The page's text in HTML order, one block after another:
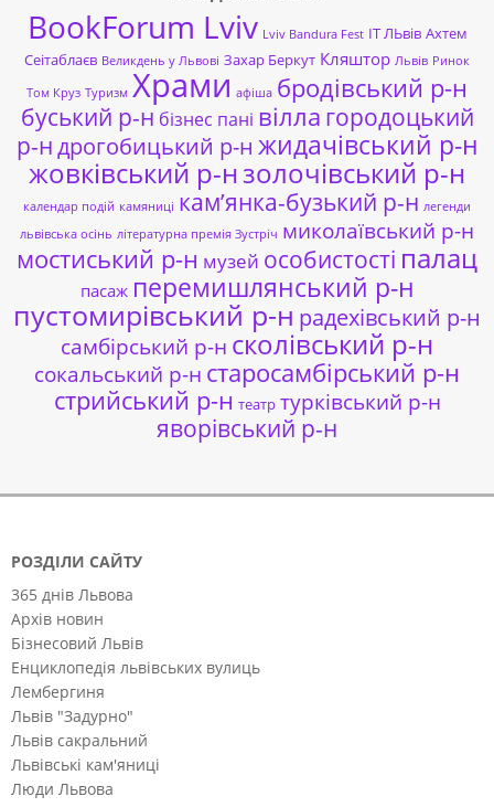
BookForum Lviv Lviv Bandura Fest ІТ ЛЬвів Ахтем
Сеітаблаєв Великдень у Львові Захар Беркут Кляштор Львів Ринок
Том Круз Туризм Храми афіша бродівський р-н
буський р-н бізнес пані вілла городоцький
р-ндрогобицький р-н жидачівський р-н
жовківський р-нзолочівський р-н
календар подій камяниці кам’янка-бузький р-н легенди
львівська осінь літературна премія Зустріч миколаївський р-н
мостиський р-н музей особистості палац
пасаж перемишлянський р-н
пустомирівський р-н радехівський р-н
самбірський р-н сколівський р-н
сокальський р-н старосамбірський р-н
стрийський р-н театр турківський р-н
яворівський р-н
РОЗДІЛИ САЙТУ
365 днів Львова
Архів новин
Бізнесовий Львів
Енциклопедія львівських вулиць
Лембергиня
Львів "Задурно"
Львів сакральний
Львівські кам'яниці
Люди Львова